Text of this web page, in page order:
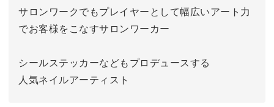
サロンワークでもプレイヤーとして幅広いアート力
でお客様をこなすサロンワーカー
シールステッカーなどもプロデュースする
人気ネイルアーティスト